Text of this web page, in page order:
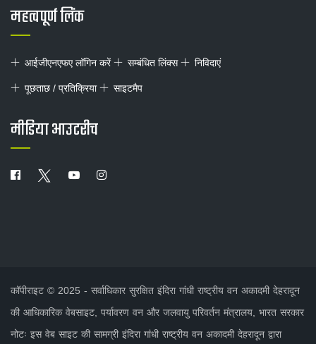
महत्वपूर्ण लिंक
आईजीएनएफए लॉगिन करें सम्बंधित लिंक्स निविदाएं
पूछताछ / प्रतिक्रिया साइटमैप
मीडिया आउटरीच
कॉपीराइट © 2025 - सर्वाधिकार सुरक्षित इंदिरा गांधी राष्ट्रीय वन अकादमी देहरादून
की आधिकारिक वेबसाइट, पर्यावरण वन और जलवायु परिवर्तन मंत्रालय, भारत सरकार
नोटः इस वेब साइट की सामग्री इंदिरा गांधी राष्ट्रीय वन अकादमी देहरादून द्वारा